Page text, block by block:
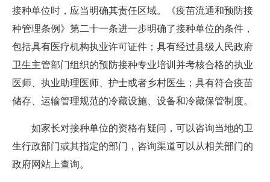
接种单位时，应当明确其责任区域。《疫苗流通和预防接
种管理条例》第二十一条进一步明确了接种单位的条件，
包括具有医疗机构执业许可证件；具有经过县级人民政府
卫生主管部门组织的预防接种专业培训并考核合格的执业
医师、执业助理医师、护士或者乡村医生；具有符合疫苗
储存、运输管理规范的冷藏设施、设备和冷藏保管制度。
如家长对接种单位的资格有疑问，可以咨询当地的卫
生行政部门或其指定的部门，咨询渠道可以从相关部门的
政府网站上查询。